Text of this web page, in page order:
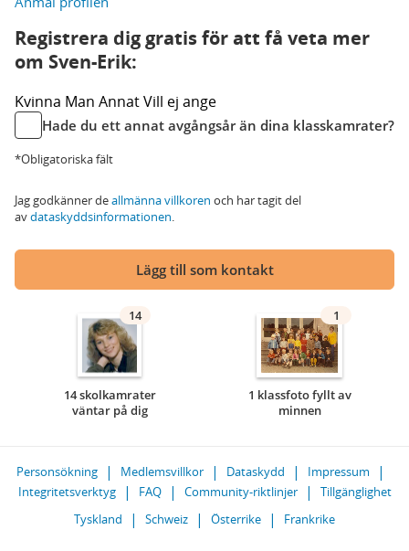
Registrera dig gratis för att få veta mer
om Sven-Erik:
Kvinna Man AnnatVill ej ange
Hade du ett annat avgångsår än dina klasskamrater?
*Obligatoriska fält
Jag godkänner deallmänna villkoren och har tagit del
avdataskyddsinformationen.
Lägg till som kontakt
14
14 skolkamrater
väntar på dig
1
1 klassfoto fyllt av
minnen
Personsökning Medlemsvillkor Dataskydd
Impressum
Integritetsverktyg
FAQ Community-riktlinjer
Tillgänglighet
Tyskland
Schweiz Österrike Frankrike